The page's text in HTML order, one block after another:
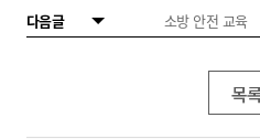
다음글
소방 안전 교육
목